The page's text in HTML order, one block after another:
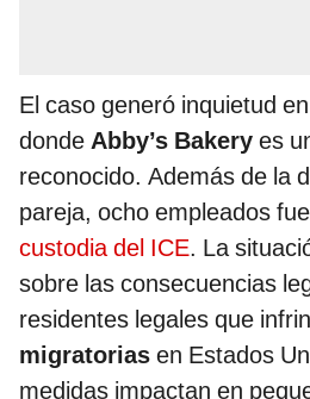
El caso generó inquietud
donde Abby’s Bakery es
reconocido. Además de la
pareja, ocho empleados
custodia del ICE. La
sobre las consecuencias
residentes legales que
migratorias en Estados
medidas impactan en